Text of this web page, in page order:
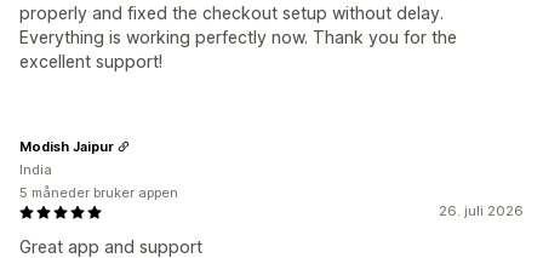
properly and fixed the checkout setup without delay.
Everything is working perfectly now. Thank you for the
excellent support!
26. juli 2026
Great app and support
Modish Jaipur
India
5 måneder bruker appen